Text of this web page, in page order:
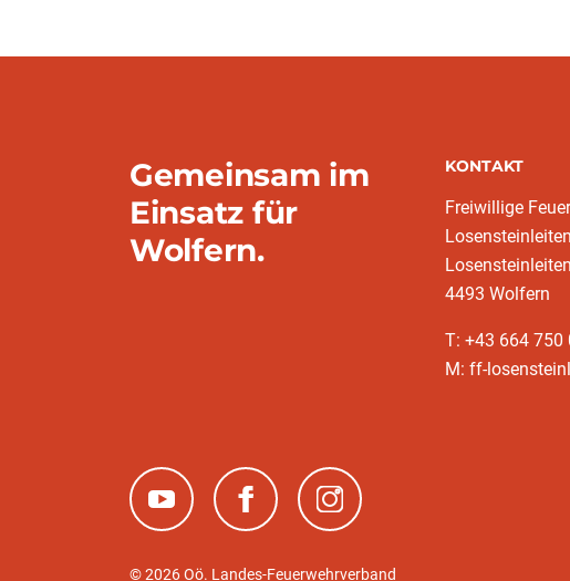
Gemeinsam im
Einsatz für
Wolfern.
KONTAKT
Freiwillige
Losensteinleiten
4493 Wolfern
T: +43 664 750
M: ff-
(neues Fenster)(neues Fenster)(neues Fenster)
© 2026 Oö. Landes-Feuerwehrverband